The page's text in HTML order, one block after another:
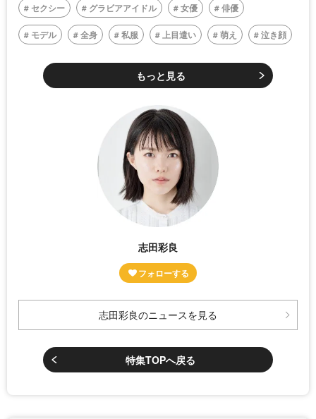
セクシー グラビアアイドル 女優 俳優
モデル 全身 私服 上目遣い 萌え 泣き顔
もっと見る
志田彩良
志田彩良のニュースを見る
特集TOPへ戻る